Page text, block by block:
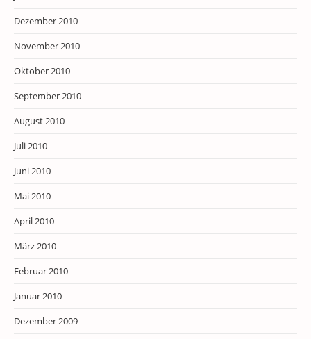
Dezember 2010
November 2010
Oktober 2010
September 2010
August 2010
Juli 2010
Juni 2010
Mai 2010
April 2010
März 2010
Februar 2010
Januar 2010
Dezember 2009